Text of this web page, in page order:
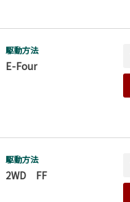
駆動方法
E-Four
駆動方法
2WD FF